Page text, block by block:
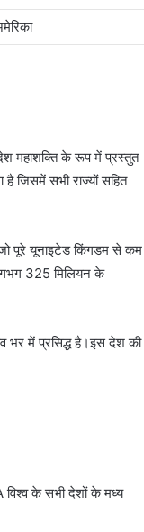
देश महाशक्ति के रूप में प्रस्तुत
जिसमें सभी राज्यों सहित
जो पूरे यूनाइटेड किंगडम से कम
325 मिलियन के
भर में प्रसिद्ध है।इस देश की
विश्व के सभी देशों के मध्य